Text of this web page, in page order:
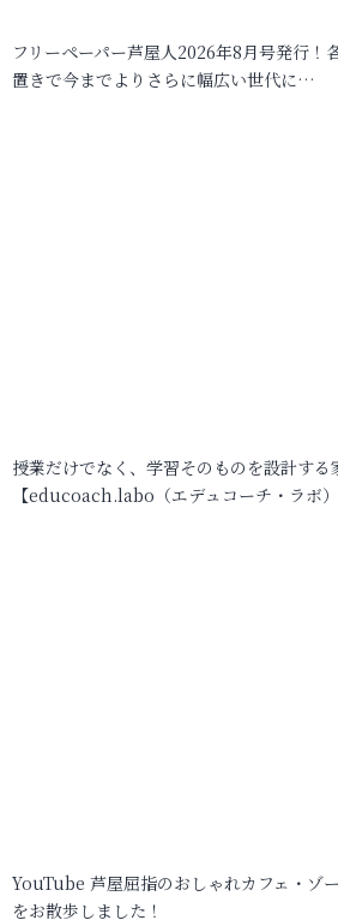
フリーペーパー芦屋人2026年8月号発行！
置きで今までよりさらに幅広い世代に…
授業だけでなく、学習そのものを設計する
【educoach.labo（エデュコーチ・ラボ
YouTube 芦屋屈指のおしゃれカフェ・ゾ
をお散歩しました！